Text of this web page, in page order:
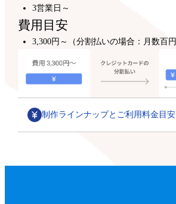
3営業日～
費用目安
3,300円～（分割払いの場合：月数百円
制作ラインナップとご利用料金目安